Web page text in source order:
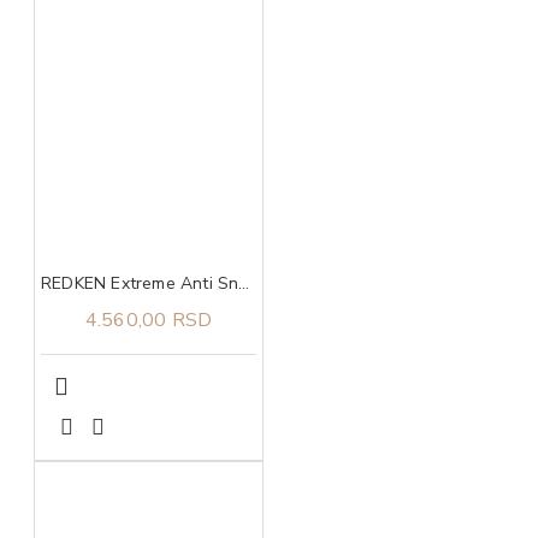
REDKEN Extreme Anti Snap tretman 250 ml
4.560,00 RSD